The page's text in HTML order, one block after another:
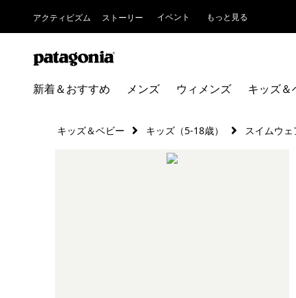
アクティビズム ストーリー イベント もっと見る
新着＆おすすめ メンズ ウィメンズ キッズ＆
キッズ＆ベビー キッズ（5-18歳） スイムウェ